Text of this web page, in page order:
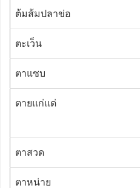
ต้มส้มปลาข่อ
ตะเว็น
ตาแซบ
ตายแก่แด่
ตาสวด
ตาหน่าย